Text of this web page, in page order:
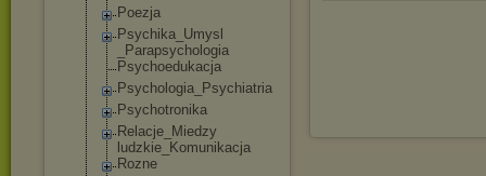
Poezja
Psychika_Umysl
_Parapsychologia
Psychoedukacja
Psychologia_Psychiatria
Psychotronika
Relacje_Miedzy
ludzkie_Komuni kacja
Rozne